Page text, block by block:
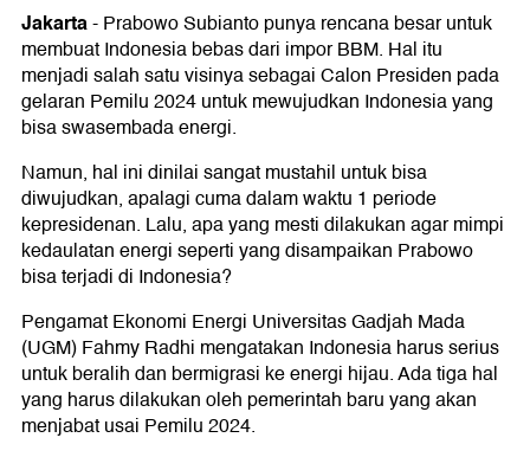
Jakarta-Prabowo Subianto punya rencana besar untuk
membuat Indonesia bebas dari impor BBM. Hal itu
menjadi salah satu visinya sebagai Calon Presiden pada
gelaran Pemilu 2024 untuk mewujudkan Indonesia yang
bisa swasembada energi.
Namun, hal ini dinilai sangat mustahil untuk bisa
diwujudkan, apalagi cuma dalam waktu 1 periode
kepresidenan. Lalu, apa yang mesti dilakukan agar mimpi
kedaulatan energi seperti yang disampaikan Prabowo
bisa terjadi di Indonesia?
Pengamat Ekonomi Energi Universitas Gadjah Mada
(UGM) Fahmy Radhi mengatakan Indonesia harus serius
untuk beralih dan bermigrasi ke energi hijau. Ada tiga hal
yang harus dilakukan oleh pemerintah baru yang akan
menjabat usai Pemilu 2024.